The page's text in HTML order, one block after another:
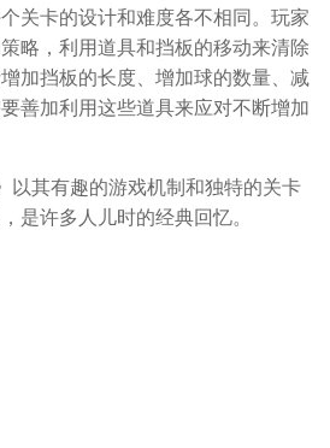
关卡的设计和难度各不相同。玩家
略，利用道具和挡板的移动来清除
加挡板的长度、增加球的数量、减
善加利用这些道具来应对不断增加
以其有趣的游戏机制和独特的关卡
是许多人儿时的经典回忆。